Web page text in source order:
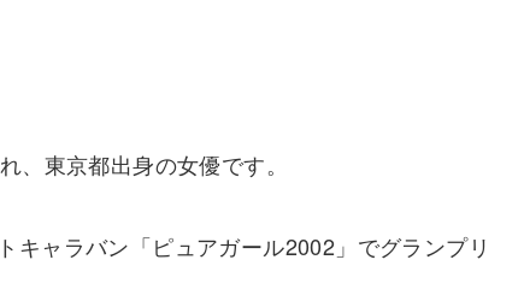
、東京都出身の女優です。
キャラバン「ピュアガール2002」でグランプリ